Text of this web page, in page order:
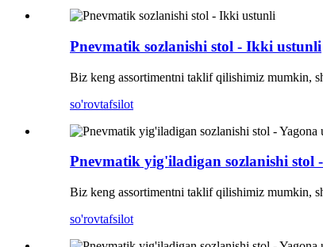
Pnevmatik sozlanishi stol - Ikki ustunli
Biz keng assortimentni taklif qilishimiz mumkin,
so'rovtafsilot
Pnevmatik yig'iladigan sozlanishi stol
Biz keng assortimentni taklif qilishimiz mumkin,
so'rovtafsilot